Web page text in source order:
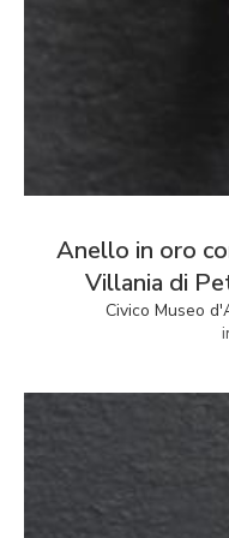
Anello in oro
Villania di
Civico Museo